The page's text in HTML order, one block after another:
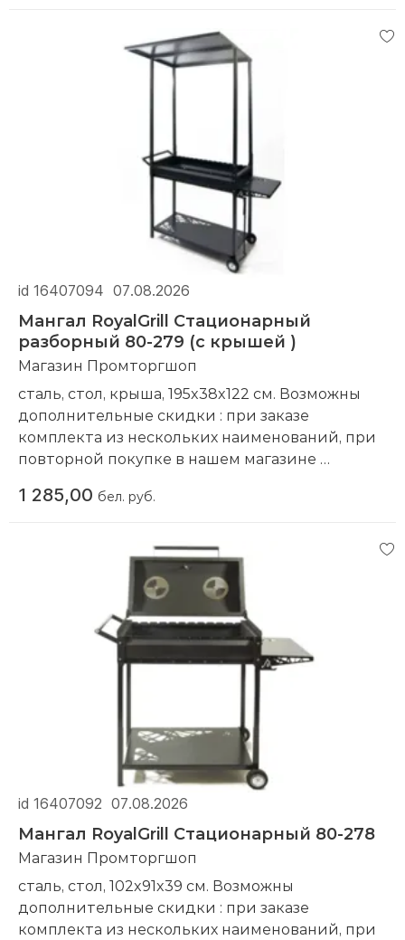
id 16407094 07.08.2026
Мангал RoyalGrill Стационарный
разборный 80-279 (с крышей )
Магазин Промторгшоп
сталь, стол, крыша, 195x38x122 см. Возможны
дополнительные скидки : при заказе
комплекта из нескольких наименований, при
повторной покупке в нашем магазине
1 285,00 бел. руб.
id 16407092 07.08.2026
Мангал RoyalGrill Стационарный 80-278
Магазин Промторгшоп
сталь, стол, 102x91x39 см. Возможны
дополнительные скидки : при заказе
комплекта из нескольких наименований, при